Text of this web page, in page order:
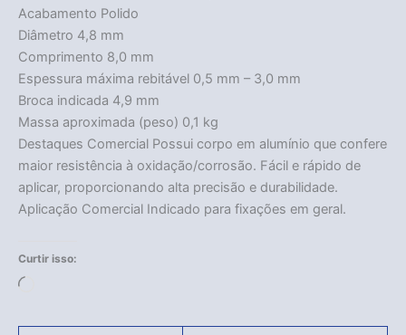
Acabamento Polido
Diâmetro 4,8 mm
Comprimento 8,0 mm
Espessura máxima rebitável 0,5 mm – 3,0 mm
Broca indicada 4,9 mm
Massa aproximada (peso) 0,1 kg
Destaques Comercial Possui corpo em alumínio que confere
maior resistência à oxidação/corrosão. Fácil e rápido de
aplicar, proporcionando alta precisão e durabilidade.
Aplicação Comercial Indicado para fixações em geral.
Curtir isso: